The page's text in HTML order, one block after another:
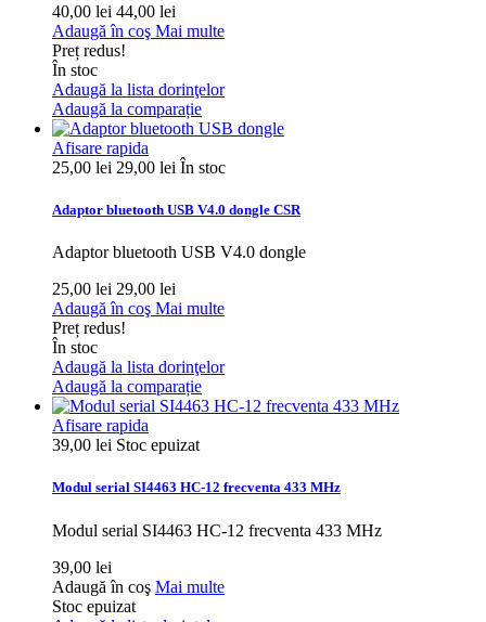
40,00 lei 44,00 lei
Adaugă în coş Mai multe
Preț redus!
În stoc
Adaugă la lista dorinţelor
Adaugă la comparație
Afisare rapida
25,00 lei 29,00 lei În stoc
Adaptor bluetooth USB V4.0 dongle CSR
Adaptor bluetooth USB V4.0 dongle
25,00 lei 29,00 lei
Adaugă în coş Mai multe
Preț redus!
În stoc
Adaugă la lista dorinţelor
Adaugă la comparație
Afisare rapida
39,00 lei Stoc epuizat
Modul serial SI4463 HC-12 frecventa 433 MHz
Modul serial SI4463 HC-12 frecventa 433 MHz
39,00 lei
Adaugă în coş Mai multe
Stoc epuizat